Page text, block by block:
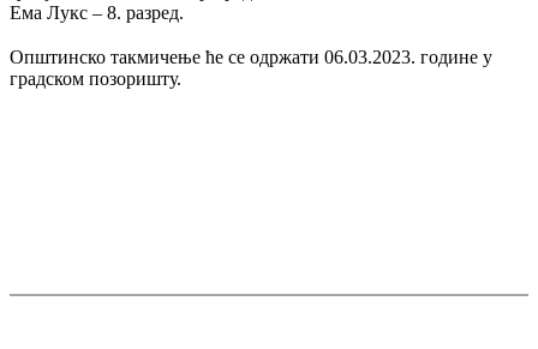
Ема Лукс – 8. разред.
Општинско такмичење ће се одржати 06.03.2023. године у
градском позоришту.